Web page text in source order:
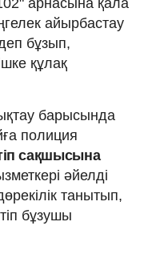
айырбастау
бұзып,
құлақ
барысында
полиция
сақшысына
әйелді
танытып,
бұзушы